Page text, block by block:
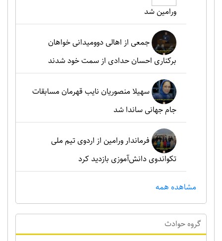
ورامین شد
جمعی از اهالی دوومیدانی خواهان
برکناری احسان حدادی از سمت خود شدند
سهیلا منصوریان نایب قهرمان مسابقات
جام جهانی ساندا شد
فرماندار ورامین از اردوی تیم ملی
تکواندوی دانش‌آموزی بازدید کرد
مشاهده همه
گروه حوادث